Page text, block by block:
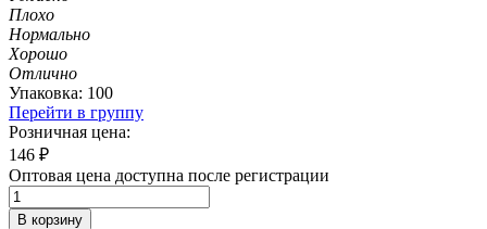
Плохо
Нормально
Хорошо
Отлично
Упаковка: 100
Перейти в группу
Розничная цена:
146 ₽
Оптовая цена доступна после регистрации
В корзину